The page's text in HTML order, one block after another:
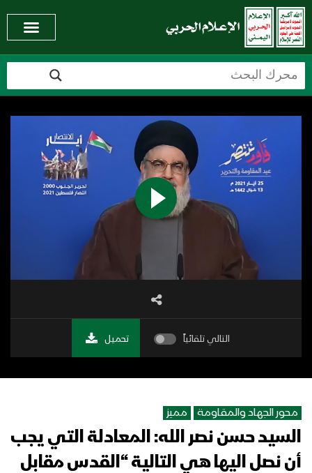
التالي تلقائياً تحميل
محور الجهاد والمقاومة مميز
السيد حسن نصر الله: المعادلة التي يجب
أن نصل اليها هي التالية “القدس مقابل